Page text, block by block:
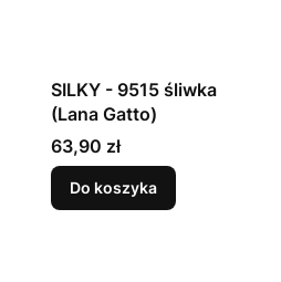
SILKY - 9515 śliwka
(Lana Gatto)
Cena
63,90 zł
Do koszyka